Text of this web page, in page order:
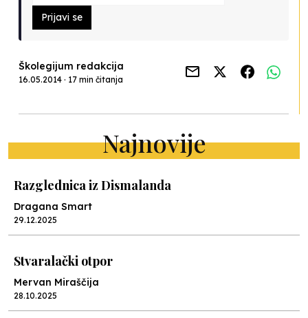
Prijavi se
Školegijum redakcija
16.05.2014 · 17 min čitanja
Najnovije
Razglednica iz Dismalanda
Dragana Smart
29.12.2025
Stvaralački otpor
Mervan Miraščija
28.10.2025